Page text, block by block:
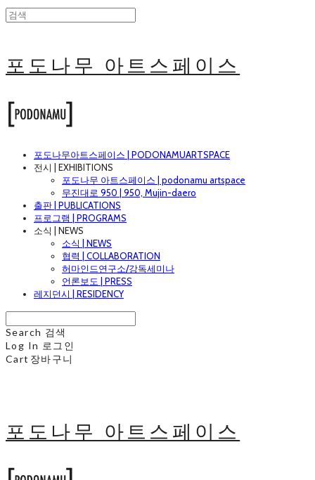
포도나무 아트스페이스
포도나무아트스페이스 | PODONAMUARTSPACE
전시 | EXHIBITIONS
포도나무 아트스페이스 | podonamu artspace
무진대로 950 | 950, Mujin-daero
출판 | PUBLICATIONS
프로그램 | PROGRAMS
소식 | NEWS
소식 | NEWS
협력 | COLLABORATION
허마인드연구소/강독세미나
언론보도 | PRESS
레지던시 | RESIDENCY
Search 검색
Log In 로그인
Cart 장바구니
포도나무 아트스페이스